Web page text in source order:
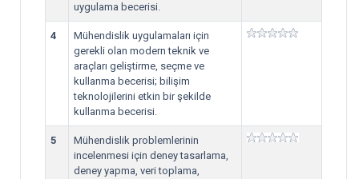
uygulama becerisi.
4
Mühendislik uygulamaları için
gerekli olan modern teknik ve
araçları geliştirme, seçme ve
kullanma becerisi; bilişim
teknolojilerini etkin bir şekilde
kullanma becerisi.
5
Mühendislik problemlerinin
incelenmesi için deney tasarlama,
deney yapma, veri toplama,